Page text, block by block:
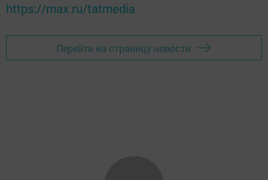
https://max.ru/tatmedia
Перейти на страницу новости